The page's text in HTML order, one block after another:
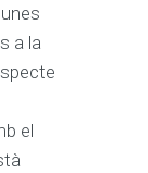
a la
el